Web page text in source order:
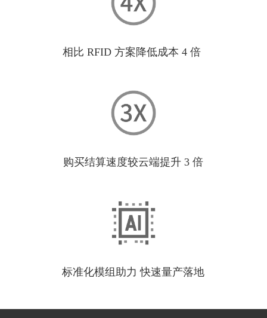
相比 RFID 方案降低成本 4 倍
购买结算速度较云端提升 3 倍
标准化模组助力 快速量产落地